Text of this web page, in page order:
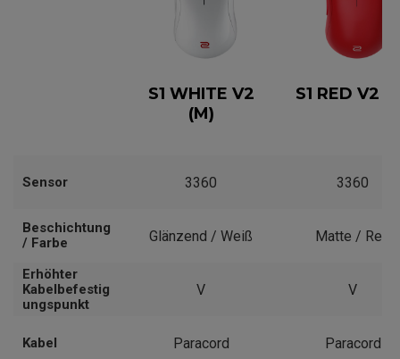
Sensor
Beschichtung
/ Farbe
Erhöhter
Kabelbefestig
ungspunkt
Kabel
S1 WHITE V2
(M)
3360
Glänzend / Weiß
V
Paracord
S1 RED V2
3360
Matte / Red
V
Paracord